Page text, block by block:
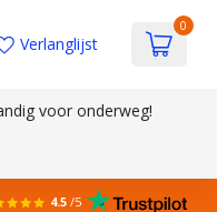
Verlanglijst
0
voor onderweg!
4.5 /5